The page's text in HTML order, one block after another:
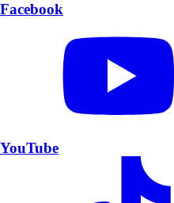
Facebook
YouTube